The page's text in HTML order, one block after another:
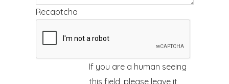
Recaptcha
If you are a human seeing
this field, please leave it